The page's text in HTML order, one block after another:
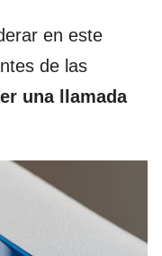
en este
de las
una llamada